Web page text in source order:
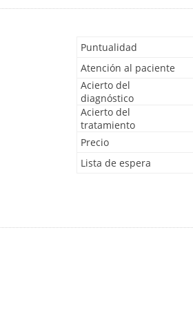
Puntualidad
Atención al paciente
Acierto del
diagnóstico
Acierto del
tratamiento
Precio
Lista de espera